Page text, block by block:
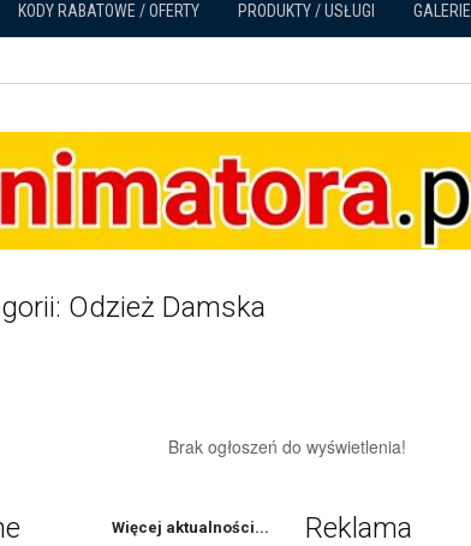
KODY RABATOWE / OFERTY PRODUKTY / USŁUGI GALERIE
Odzież Damska
Brak ogłoszeń do wyświetlenia!
Więcej aktualności... Reklama